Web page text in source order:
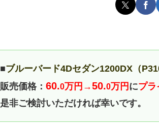
■ブルーバード4Dセダン1200DX（
販売価格： 60.0万円→50.0万円 にプラ
是非ご検討いただければ幸いです。